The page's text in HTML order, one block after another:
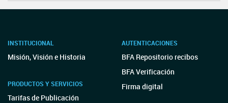
INSTITUCIONAL
Misión, Visión e Historia
PRODUCTOS Y SERVICIOS
Tarifas de Publicación
AUTENTICACIONES
BFA Repositorio recibos
BFA Verificación
Firma digital